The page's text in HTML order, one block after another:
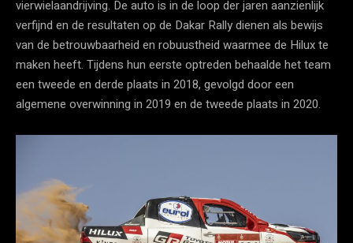
vierwielaandrijving. De auto is in de loop der jaren aanzienlijk
verfijnd en de resultaten op de Dakar Rally dienen als bewijs
van de betrouwbaarheid en robuustheid waarmee de Hilux te
maken heeft. Tijdens hun eerste optreden behaalde het team
een ​​tweede en derde plaats in 2018, gevolgd door een
algemene overwinning in 2019 en de tweede plaats in 2020.